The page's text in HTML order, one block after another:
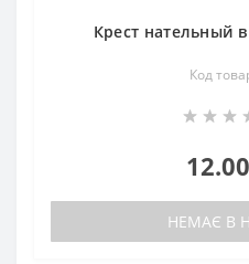
Крест нательный
Код
НЕМАЄ В